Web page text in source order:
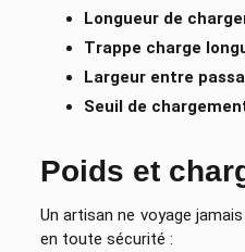
Longueur de
Trappe charge
Largeur entre
Seuil de
Poids et
Un artisan ne voyage
en toute sécurité :